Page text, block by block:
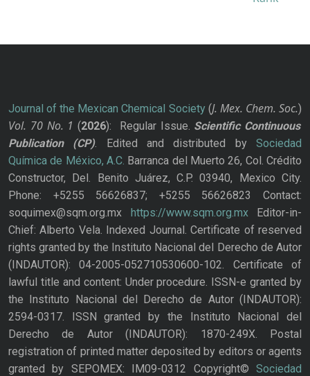
Journal of the Mexican Chemical Society(J. Mex. Chem. Soc.)
Vol. 70 No. 1 (2026): Regular Issue. Scientific Continuous
Publication
(CP). Edited and distributed bySociedad
Química de México, A.C. Barranca del Muerto 26, Col. Crédito
Constructor, Del. Benito Juárez, C.P. 03940, Mexico City.
Phone: +5255 56626837; +5255 56626823 Contact:
soquimex@sqm.org.mx https://www.sqm.org.mxEditor-in-
Chief: Alberto Vela. Indexed Journal. Certificate of reserved
rights granted by the Instituto Nacional del Derecho de Autor
(INDAUTOR): 04-2005-052710530600-102. Certificate of
lawful title and content: Under procedure. ISSN-e granted by
the Instituto Nacional del Derecho de Autor (INDAUTOR):
2594-0317. ISSN granted by the Instituto Nacional del
Derecho de Autor (INDAUTOR): 1870-249X. Postal
registration of printed matter deposited by editors or agents
granted by SEPOMEX: IM09-0312 Copyright© Sociedad